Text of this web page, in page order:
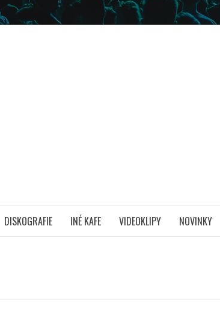
DISKOGRAFIE INÉ KAFE VIDEOKLIPY NOVINKY